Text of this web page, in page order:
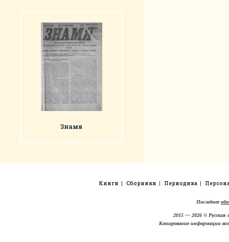
Знамя
Книги Сборники Периодика
Последнее
2015 — 2026 © Русская
Копирование информации